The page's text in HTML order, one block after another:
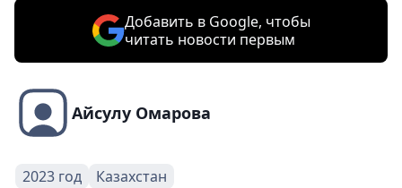
Добавить в Google, чтобы
читать новости первым
Айсулу Омарова
2023 год Казахстан